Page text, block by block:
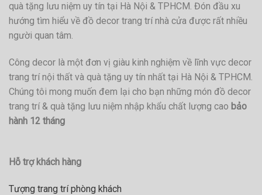
quà tặng lưu niệm uy tín tại Hà Nội & TPHCM. Đón đầu xu
hướng tìm hiểu về đồ decor trang trí nhà cửa được rất nhiều
người quan tâm.
Công decor là một đơn vị giàu kinh nghiệm về lĩnh vực decor
trang trí nội thất và quà tặng uy tín nhất tại Hà Nội & TPHCM.
Chúng tôi mong muốn đem lại cho bạn những món đồ decor
trang trí & quà tặng lưu niệm nhập khẩu chất lượng cao bảo
hành 12 tháng
Hỗ trợ khách hàng
Tượng trang trí phòng khách